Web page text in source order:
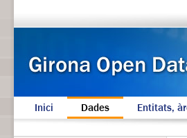
Inici Dades Entitats,